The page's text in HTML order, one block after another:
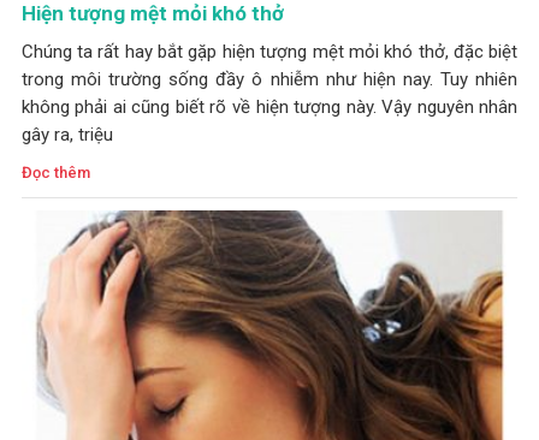
Hiện tượng mệt mỏi khó thở
Chúng ta rất hay bắt gặp hiện tượng mệt mỏi khó thở, đặc biệt
trong môi trường sống đầy ô nhiễm như hiện nay. Tuy nhiên
không phải ai cũng biết rõ về hiện tượng này. Vậy nguyên nhân
gây ra, triệu
Đọc thêm